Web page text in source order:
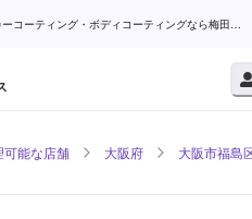
コーティング・ボディコーティングなら梅田
可能な店舗 大阪府 大阪市福島